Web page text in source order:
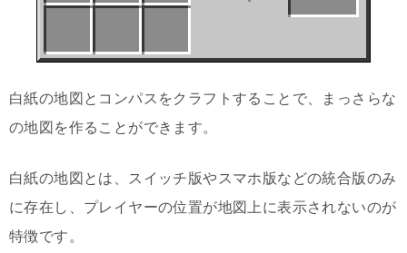
白紙の地図とコンパスをクラフトすることで、まっさらな
の地図を作ることができます。
白紙の地図とは、スイッチ版やスマホ版などの統合版のみ
に存在し、プレイヤーの位置が地図上に表示されないのが
特徴です。